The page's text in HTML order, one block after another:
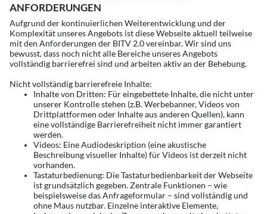
ANFORDERUNGEN
Aufgrund der kontinuierlichen Weiterentwicklung und der
Komplexität unseres Angebots ist diese Webseite aktuell teilweise
mit den Anforderungen der BITV 2.0 vereinbar. Wir sind uns
bewusst, dass noch nicht alle Bereiche unseres Angebots
vollständig barrierefrei sind und arbeiten aktiv an der Behebung.
Nicht vollständig barrierefreie Inhalte:
Inhalte von Dritten: Für eingebettete Inhalte, die nicht unter
unserer Kontrolle stehen (z.B. Werbebanner, Videos von
Drittplattformen oder Inhalte aus anderen Quellen), kann
eine vollständige Barrierefreiheit nicht immer garantiert
werden.
Videos: Eine Audiodeskription (eine akustische
Beschreibung visueller Inhalte) für Videos ist derzeit nicht
vorhanden.
Tastaturbedienung: Die Tastaturbedienbarkeit der Webseite
ist grundsätzlich gegeben. Zentrale Funktionen – wie
beispielsweise das Anfrageformular – sind vollständig und
ohne Maus nutzbar. Einzelne interaktive Elemente,